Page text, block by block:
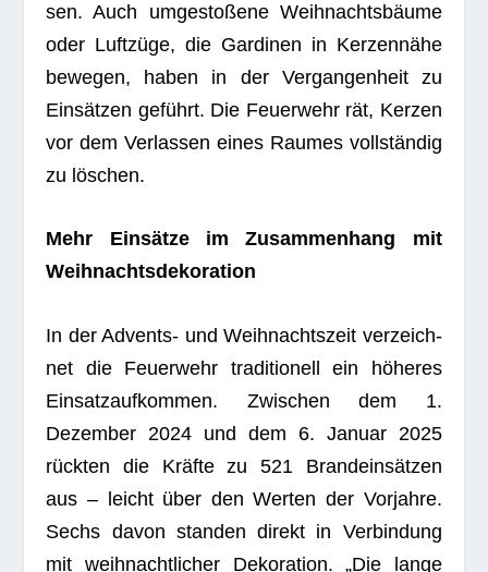
sen. Auch umge­sto­ßene Weih­nachts­bäume
oder Luft­züge, die Gar­di­nen in Ker­zen­nähe
bewe­gen, haben in der Ver­gan­gen­heit zu
Ein­sät­zen geführt. Die Feu­er­wehr rät, Ker­zen
vor dem Ver­las­sen eines Rau­mes voll­stän­dig
zu löschen.
Mehr Ein­sätze im Zusam­men­hang mit
Weihnachtsdekoration
In der Advents- und Weih­nachts­zeit ver­zeich­
net die Feu­er­wehr tra­di­tio­nell ein höhe­res
Ein­satz­auf­kom­men. Zwi­schen dem 1.
Dezem­ber 2024 und dem 6. Januar 2025
rück­ten die Kräfte zu 521 Brand­ein­sät­zen
aus – leicht über den Wer­ten der Vor­jahre.
Sechs davon stan­den direkt in Ver­bin­dung
mit weih­nacht­li­cher Deko­ra­tion. „Die lange